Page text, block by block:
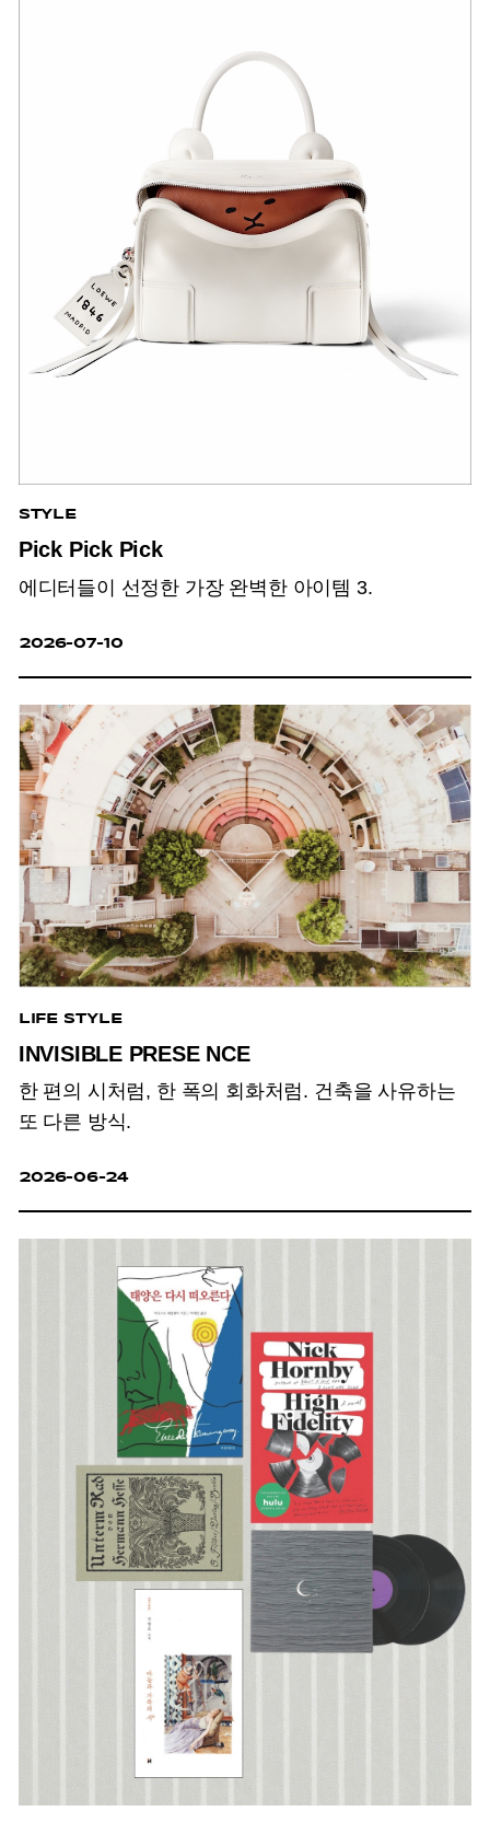
STYLE
Pick Pick Pick
에디터들이 선정한 가장 완벽한 아이템 3.
2026-07-10
LIFE STYLE
INVISIBLE PRESE NCE
한 편의 시처럼, 한 폭의 회화처럼. 건축을 사유하는
또 다른 방식.
2026-06-24